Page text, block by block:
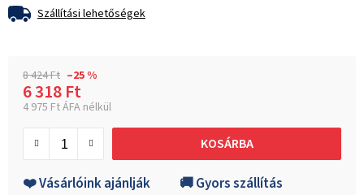
Szállítási lehetőségek
8 424 Ft –25 %
6 318 Ft
4 975 Ft ÁFA nélkül
KOSÁRBA
❤️ Vásárlóink ajánlják
🚚 Gyors szállítás